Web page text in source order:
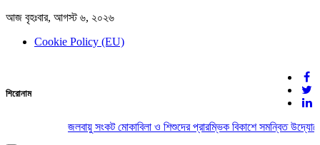
আজ বৃহঃবার, আগস্ট ৬, ২০২৬
Cookie Policy (EU)
দেশের খবর
যুক্ত থাকুন দেশের সঙ্গে
শিরোনাম
জলবায়ু সংকট মোকাবিলা ও শিশুদের প্রারম্ভিক বিকাশে সমন্বিত